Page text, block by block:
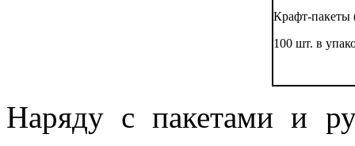
Крафт-пакеты
100 шт. в
Наряду с пакетами и